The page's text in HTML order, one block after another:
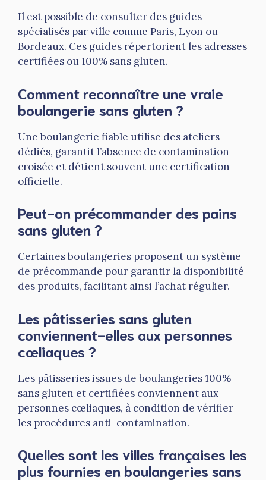
Il est possible de consulter des guides
spécialisés par ville comme Paris, Lyon ou
Bordeaux. Ces guides répertorient les adresses
certifiées ou 100% sans gluten.
Comment reconnaître une vraie
boulangerie sans gluten ?
Une boulangerie fiable utilise des ateliers
dédiés, garantit l’absence de contamination
croisée et détient souvent une certification
officielle.
Peut-on précommander des pains
sans gluten ?
Certaines boulangeries proposent un système
de précommande pour garantir la disponibilité
des produits, facilitant ainsi l’achat régulier.
Les pâtisseries sans gluten
conviennent-elles aux personnes
cœliaques ?
Les pâtisseries issues de boulangeries 100%
sans gluten et certifiées conviennent aux
personnes cœliaques, à condition de vérifier
les procédures anti-contamination.
Quelles sont les villes françaises les
plus fournies en boulangeries sans